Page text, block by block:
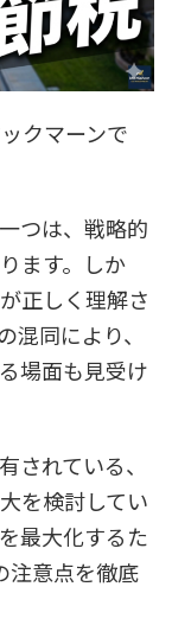
クマーンで
つは、戦略的
ます。しか
正しく理解さ
同により、
場面も見受け
されている、
を検討してい
最大化するた
注意点を徹底